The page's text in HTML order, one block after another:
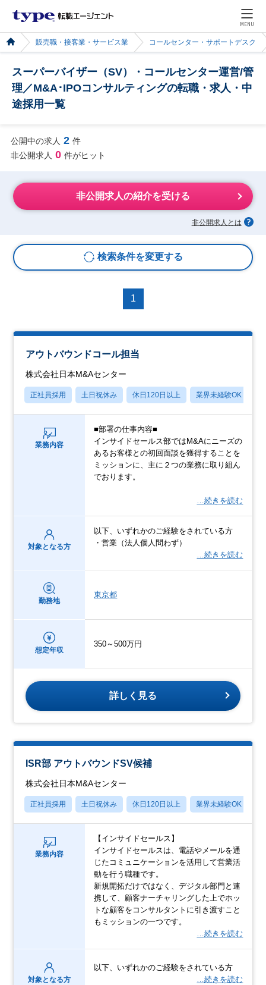
MENU
販売職・接客業・サービス業 コールセンター・サポートデスク
スーパーバイザー（SV）・コールセンター運営/管
理／M&A･IPOコンサルティングの転職・求人・中
途採用一覧
公開中の求人 2 件
非公開求人 0 件がヒット
非公開求人の紹介を受ける
非公開求人とは
検索条件を変更する
1
アウトバウンドコール担当
株式会社日本M&Aセンター
正社員採用 土日祝休み 休日120日以上 業界未経験OK
業務内容
■部署の仕事内容■
インサイドセールス部ではM&Aにニーズの
あるお客様との初回面談を獲得することを
ミッションに、主に２つの業務に取り組ん
でおります。
…続きを読む
対象となる方
以下、いずれかのご経験をされている方
・営業（法人個人問わず）
…続きを読む
勤務地
東京都
想定年収
350～500万円
詳しく見る
ISR部 アウトバウンドSV候補
株式会社日本M&Aセンター
正社員採用 土日祝休み 休日120日以上 業界未経験OK
業務内容
【インサイドセールス】
インサイドセールスは、電話やメールを通
じたコミュニケーションを活用して営業活
動を行う職種です。
新規開拓だけではなく、デジタル部門と連
携して、顧客ナーチャリングした上でホッ
トな顧客をコンサルタントに引き渡すこと
もミッションの一つです。
…続きを読む
対象となる方
以下、いずれかのご経験をされている方
…続きを読む